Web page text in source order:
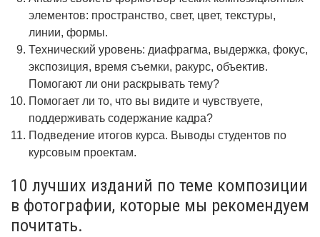
элементов: пространство, свет, цвет, текстуры,
линии, формы.
Технический уровень: диафрагма, выдержка, фокус,
экспозиция, время съемки, ракурс, объектив.
Помогают ли они раскрывать тему?
Помогает ли то, что вы видите и чувствуете,
поддерживать содержание кадра?
Подведение итогов курса. Выводы студентов по
курсовым проектам.
10 лучших изданий по теме композиции
в фотографии, которые мы рекомендуем
почитать.